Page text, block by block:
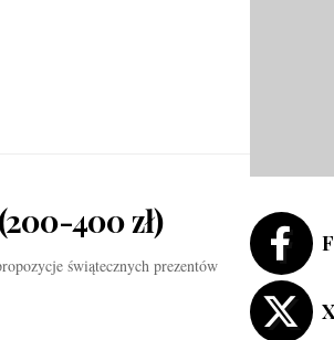
400 zł)
świątecznych prezentów
X